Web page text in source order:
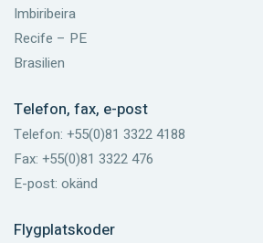
Imbiribeira
Recife – PE
Brasilien
Telefon, fax, e-post
Telefon: +55(0)81 3322 4188
Fax: +55(0)81 3322 476
E-post: okänd
Flygplatskoder